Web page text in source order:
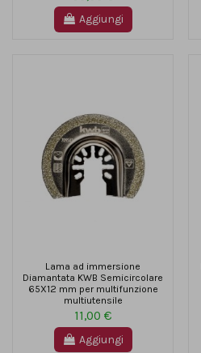
Aggiungi
Lama ad immersione
Diamantata KWB Semicircolare
65X12 mm per multifunzione
multiutensile
11,00 €
Aggiungi